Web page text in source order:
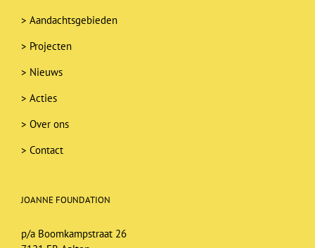
> Aandachtsgebieden
> Projecten
> Nieuws
> Acties
> Over ons
> Contact
JOANNE FOUNDATION
p/a Boomkampstraat 26